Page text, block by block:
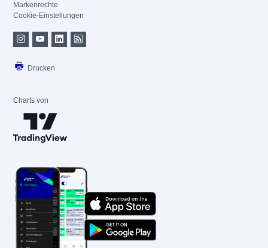
Markenrechte
Cookie-Einstellungen
Drucken
Charts von